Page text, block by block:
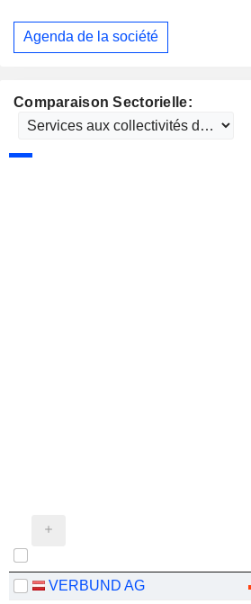
Comparaison Sectorielle:
VERBUND AG
Agenda de la société